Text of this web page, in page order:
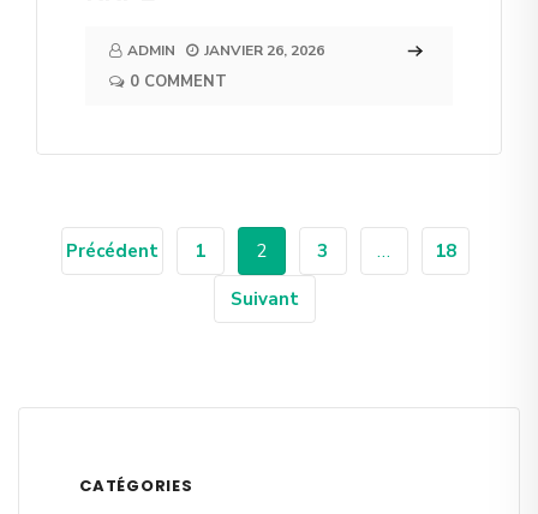
ADMIN JANVIER 26, 2026
0 COMMENT
Précédent 1 2 3 …
18
Suivant
CATÉGORIES